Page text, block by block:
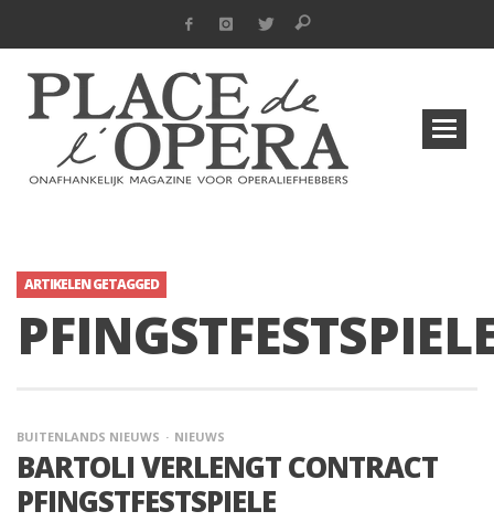
ARTIKELEN GETAGGED
BUITENLANDS NIEUWS NIEUWS
BARTOLI VERLENGT CONTRACT
PFINGSTFESTSPIELE